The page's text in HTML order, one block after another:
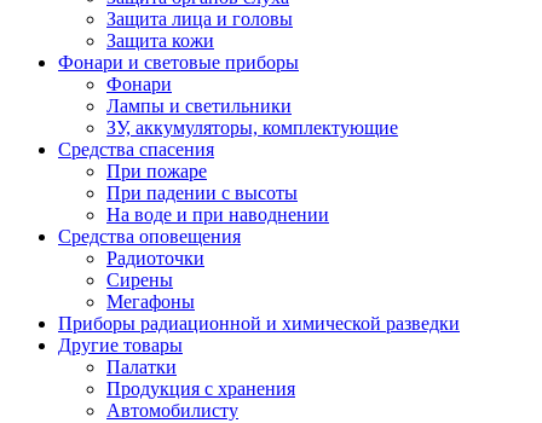
Защита лица и головы
Защита кожи
Фонари и световые приборы
Фонари
Лампы и светильники
ЗУ, аккумуляторы, комплектующие
Средства спасения
При пожаре
При падении с высоты
На воде и при наводнении
Средства оповещения
Радиоточки
Сирены
Мегафоны
Приборы радиационной и химической разведки
Другие товары
Палатки
Продукция с хранения
Автомобилисту